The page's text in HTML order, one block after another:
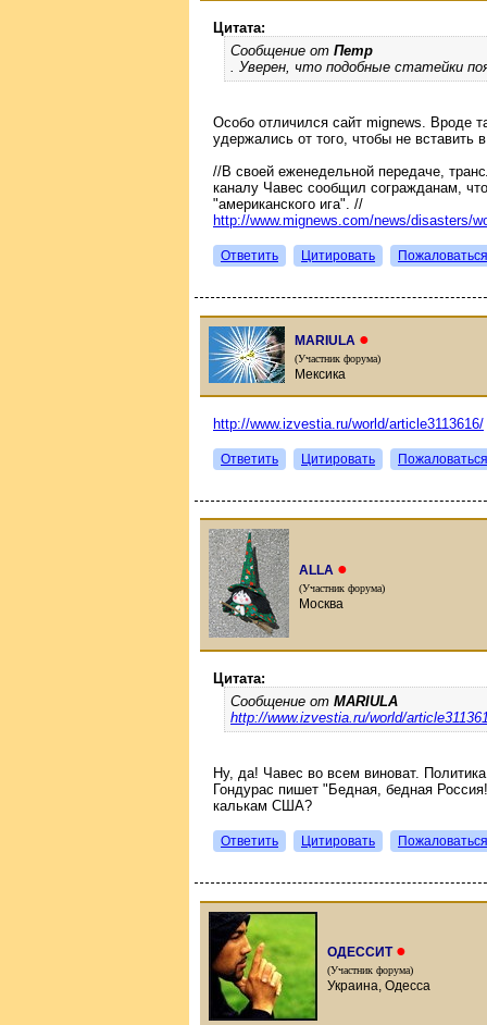
Цитата:
Сообщение от Петр
. Уверен, что подобные статейки
Особо отличился сайт mignews. Вроде
удержались от того, чтобы не вставить
//В своей еженедельной передаче,
каналу Чавес сообщил согражданам,
"американского ига". //
http://www.mignews.com/news/disasters/
Ответить Цитировать Пожаловаться
MARIULA ●
(Участник форума)
Мексика
http://www.izvestia.ru/world/article3113616/
Ответить Цитировать Пожаловаться
ALLA ●
(Участник форума)
Москва
Цитата:
Сообщение от MARIULA
http://www.izvestia.ru/world/
Ну, да! Чавес во всем виноват.
Гондурас пишет "Бедная, бедная
калькам США?
Ответить Цитировать Пожаловаться
ОДЕССИТ ●
(Участник форума)
Украина, Одесса